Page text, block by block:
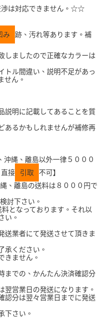
渉は対応できません。☆☆
み
跡、汚れ等あります。補
しましたので正確なカラーは
トル間違い、説明不足があっ
せん。
説明に記載してあることを質
あるかもしれませんが補修再
縄、離島以外一律５０００
直接 引取
不可】
、離島の送料は８０００円で
討下さい。
となっております。それ以
い。
送業者にて発送させて頂きま
承ください。
きません。
までの、かんたん決済確認分
翌営業日の発送になります。
認分は翌々営業日までに発送
下さい。